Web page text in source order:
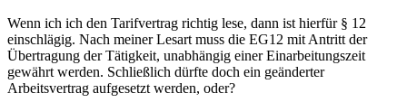
Wenn ich ich den Tarifvertrag richtig lese, dann ist hierfür § 12
einschlägig. Nach meiner Lesart muss die EG12 mit Antritt der
Übertragung der Tätigkeit, unabhängig einer Einarbeitungszeit
gewährt werden. Schließlich dürfte doch ein geänderter
Arbeitsvertrag aufgesetzt werden, oder?